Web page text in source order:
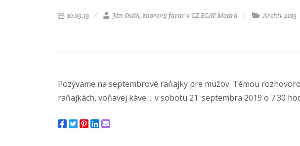
10.09.19 Ján Oslík, zborový farár v CZ ECAV Modra Archív 2019
Pozývame na septembrové raňajky pre mužov. Témou
raňajkách, voňavej káve ... v sobotu 21. septembra 2019 o 7:30